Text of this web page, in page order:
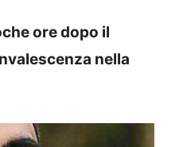
ore dopo il
nella